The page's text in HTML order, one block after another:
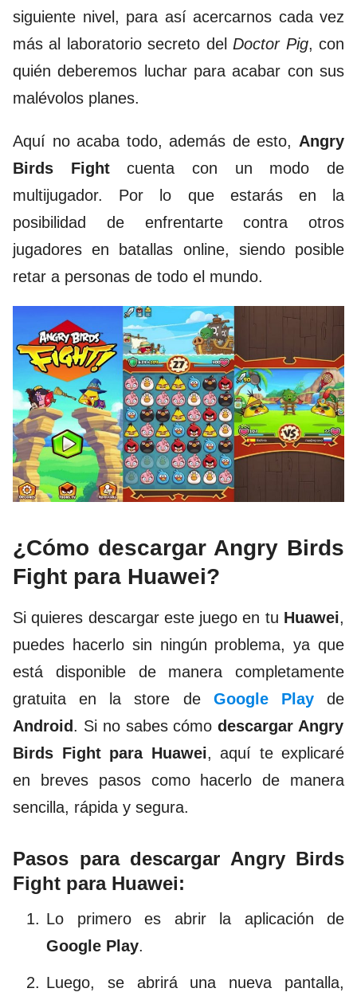
siguiente nivel, para así acercarnos cada vez
más al laboratorio secreto delDoctor Pig, con
quién deberemos luchar para acabar con sus
malévolos planes.
Aquí no acaba todo, además de esto, Angry
Birds Fightcuenta con un modo de
multijugador. Por lo que estarás en la
posibilidad de enfrentarte contra otros
jugadores en batallas online, siendo posible
retar a personas de todo el mundo.
¿Cómo descargar Angry Birds
Fight para Huawei?
Si quieres descargar este juego en tu Huawei,
puedes hacerlo sin ningún problema, ya que
está disponible de manera completamente
gratuita en la store de Google Playde
Android . Si no sabes cómodescargar Angry
Birds Fight para Huawei, aquí te explicaré
en breves pasos como hacerlo de manera
sencilla, rápida y segura.
Pasos para descargar Angry Birds
Fight para Huawei:
Lo primero es abrir la aplicación de
Google Play.
Luego, se abrirá una nueva pantalla,